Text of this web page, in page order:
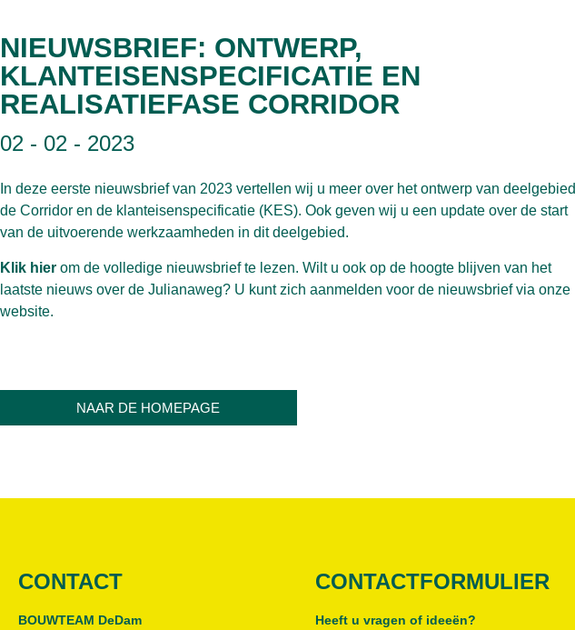
NIEUWSBRIEF: ONTWERP,
KLANTEISENSPECIFICATIE EN
REALISATIEFASE CORRIDOR
02 - 02 - 2023
In deze eerste nieuwsbrief van 2023 vertellen wij u meer over het ontwerp van deelgebied
de Corridor en de klanteisenspecificatie (KES). Ook geven wij u een update over de start
van de uitvoerende werkzaamheden in dit deelgebied.
Klik hier om de volledige nieuwsbrief te lezen. Wilt u ook op de hoogte blijven van het
laatste nieuws over de Julianaweg? U kunt zich aanmelden voor de nieuwsbrief via onze
website.
NAAR DE HOMEPAGE
CONTACT
BOUWTEAM DeDam
CONTACTFORMULIER
Heeft u vragen of ideeën?